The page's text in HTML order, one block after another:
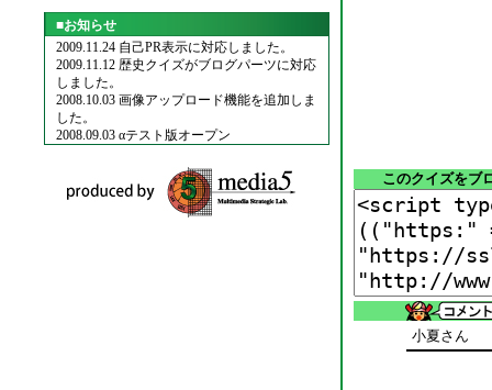
■お知らせ
2009.11.24 自己PR表示に対応しました。
2009.11.12 歴史クイズがブログパーツに対応
しました。
2008.10.03 画像アップロード機能を追加しま
した。
2008.09.03 αテスト版オープン
このクイズをブ
小夏さん